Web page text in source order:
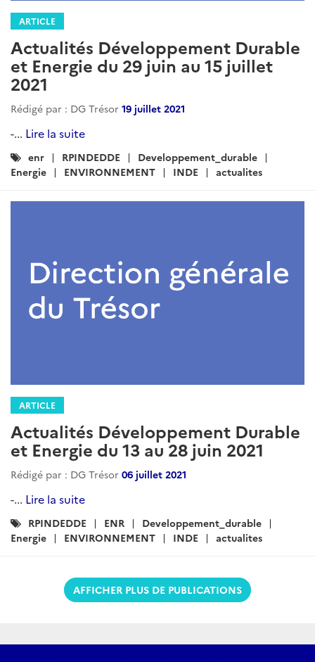
ARTICLE
Actualités Développement Durable
et Energie du 29 juin au 15 juillet
2021
Rédigé par : DG Trésor 19 juillet 2021
-... Lire la suite
Catégories
:
enr RPINDEDDE
Developpement_durable
Energie
ENVIRONNEMENT INDE actualites
ARTICLE
Actualités Développement Durable
et Energie du 13 au 28 juin 2021
Rédigé par : DG Trésor 06 juillet 2021
-... Lire la suite
Catégories
:
RPINDEDDE ENR
Developpement_durable
Energie
ENVIRONNEMENT INDE actualites
AFFICHER PLUS DE PUBLICATIONS